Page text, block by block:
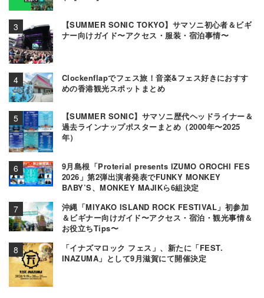
【SUMMER SONIC TOKYO】サマソニ初心者＆ビギ
ナー向けガイド〜アクセス・服装・宿泊事情〜
Clockenflapでフェス旅！音楽&フェス好きにおすす
めの香港観光スポットまとめ
【SUMMER SONIC】サマソニ歴代ヘッドライナー＆
過去ラインナップポスターまとめ（2000年〜2025
年）
9月島根「Proterial presents IZUMO OROCHI FES
2026」第2弾出演者発表でFUNKY MONKEY
BΛBY’S、MONKEY MAJIKら6組決定
沖縄「MIYAKO ISLAND ROCK FESTIVAL」初参加
＆ビギナー向けガイド〜アクセス・宿泊・観光事情＆
お役立ちTips〜
「イナズマロック フェス」、新たに「FEST.
INAZUMA」として9月滋賀にて開催決定